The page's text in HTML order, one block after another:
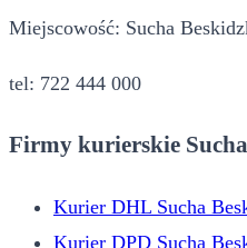
Miejscowość: Sucha
tel: 722 444 000
Firmy kurierskie
Kurier DHL Sucha
Kurier DPD Sucha